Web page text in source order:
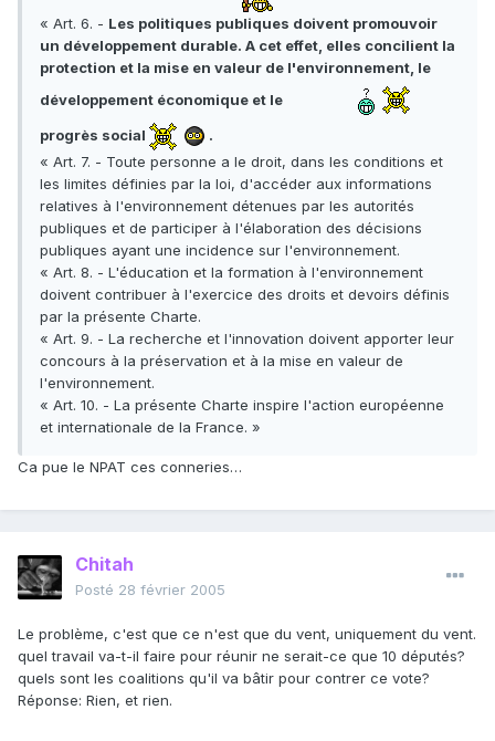
« Art. 6. - Les politiques publiques doivent promouvoir
un développement durable. A cet effet, elles concilient la
protection et la mise en valeur de l'environnement, le
développement économique et le
progrès social
.
« Art. 7. - Toute personne a le droit, dans les conditions et
les limites définies par la loi, d'accéder aux informations
relatives à l'environnement détenues par les autorités
publiques et de participer à l'élaboration des décisions
publiques ayant une incidence sur l'environnement.
« Art. 8. - L'éducation et la formation à l'environnement
doivent contribuer à l'exercice des droits et devoirs définis
par la présente Charte.
« Art. 9. - La recherche et l'innovation doivent apporter leur
concours à la préservation et à la mise en valeur de
l'environnement.
« Art. 10. - La présente Charte inspire l'action européenne
et internationale de la France. »
Ca pue le NPAT ces conneries…
Chitah
Posté 28 février 2005
Le problème, c'est que ce n'est que du vent, uniquement du vent.
quel travail va-t-il faire pour réunir ne serait-ce que 10 députés?
quels sont les coalitions qu'il va bâtir pour contrer ce vote?
Réponse: Rien, et rien.